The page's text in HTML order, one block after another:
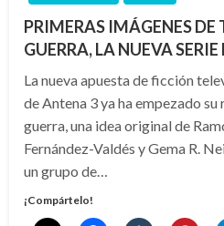
PRIMERAS IMÁGENES DE
GUERRA, LA NUEVA
La nueva apuesta de ficción
de Antena 3 ya ha empezado
guerra, una idea original de
Fernández-Valdés y Gema R.
un grupo de…
¡Compártelo!